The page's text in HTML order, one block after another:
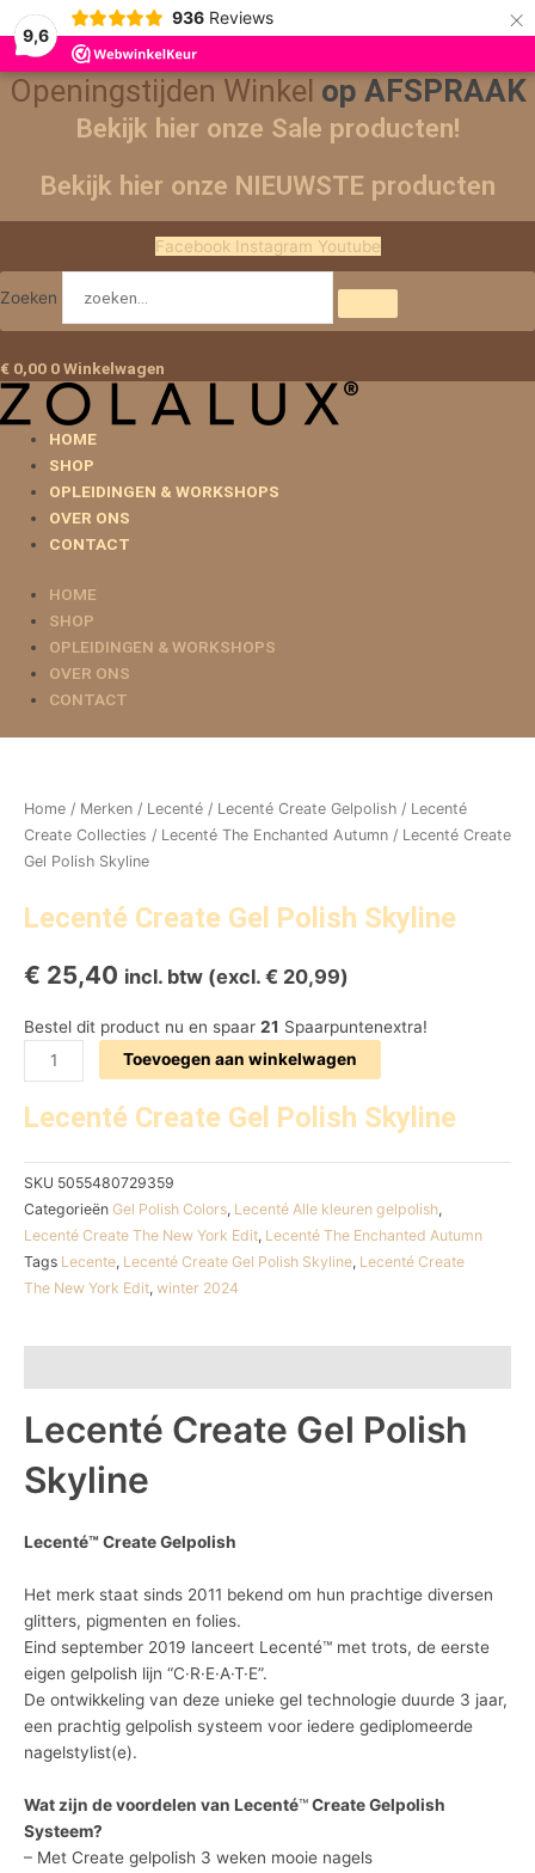
9,6
936 Reviews ×
Openingstijden Winkel op AFSPRAAK
Bekijk hier onze Sale producten!
Bekijk hier onze NIEUWSTE producten
Facebook Instagram Youtube
Zoeken
€ 0,00 0Winkelwagen
HOME
SHOP
OPLEIDINGEN & WORKSHOPS
OVER ONS
CONTACT
HOME
SHOP
OPLEIDINGEN & WORKSHOPS
OVER ONS
CONTACT
Home / Merken / Lecenté / Lecenté Create Gelpolish / Lecenté
Create Collecties / Lecenté The Enchanted Autumn / Lecenté Create
Gel Polish Skyline
Lecenté Create Gel Polish Skyline
€ 25,40 incl. btw (excl. € 20,99)
Bestel dit product nu en spaar 21 Spaarpuntenextra!
Gel
Polish
Skyline
Toevoegen aan winkelwagen
Lecenté Create Gel Polish Skyline
SKU 5055480729359
Categorieën Gel Polish Colors, Lecenté Alle kleuren gelpolish,
Lecenté Create The New York Edit, Lecenté The Enchanted Autumn
Tags Lecente, Lecenté Create Gel Polish Skyline, Lecenté Create
The New York Edit, winter 2024
Lecenté Create Gel Polish
Skyline
Lecenté™Create Gelpolish
Het merk staat sinds 2011 bekend om hun prachtige diversen
glitters, pigmenten en folies.
Eind september 2019 lanceert Lecenté™ met trots, de eerste
eigen gelpolish lijn “C·R·E·A·T·E”.
De ontwikkeling van deze unieke gel technologie duurde 3 jaar,
een prachtig gelpolish systeem voor iedere gediplomeerde
nagelstylist(e).
Wat zijn de voordelen van Lecenté™Create Gelpolish
Systeem?
– Met Create gelpolish 3 weken mooie nagels